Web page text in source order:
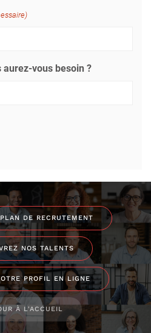
aurez-vous besoin ?
DE RECRUTEMENT
NOS TALENTS
PROFIL EN LIGNE
À L'ACCUEIL